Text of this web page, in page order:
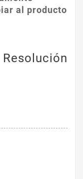
al producto